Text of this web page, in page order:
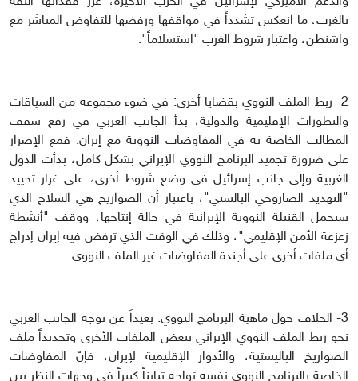
بالغرب، ما انعكس تشدداً في مواقفها ورفضها للتفاوض المباشر مع
واشنطن، واعتبار شروط الغرب "استسلاماً".
2- ربط الملف النووي بقضايا أخرى: في ضوء مجموعة من السياقات
والتطورات الإقليمية والدولية، بدأ الجانب الغربي في رفع سقف
المطالب الخاصة به في المفاوضات النووية مع إيران. فمع الإصرار
على ضرورة تجميد البرنامج النووي الإيراني بشكل كامل، بدأت الدول
الغربية وإلى جانب إسرائيل في وضع شروط أخرى، على غرار تحييد
"التهديد الصاروخي البالستي"، باعتبار أن الصواريخ هي السلاح الذي
سيحمل القنبلة النووية الإيرانية في حالة إنتاجها، ووقف "أنشطة
زعزعة الأمن الإقليمي"، وذلك في الوقت الذي ترفض فيه إيران إدراج
أي ملفات أخرى على أجندة المفاوضات غير الملف النووي.
3- الخلاف حول ماهية البرنامج النووي: بعيداً عن توجه الجانب الغربي
نحو ربط الملف النووي الإيراني ببعض الملفات الأخرى وتحديداً ملف
الصواريخ الباليستية، والأدوار الإقليمية لإيران، فإنّ المفاوضات
الخاصة بالبرنامج النووي نفسه تواجه تبايناً كبيراً في وجهات النظر بين